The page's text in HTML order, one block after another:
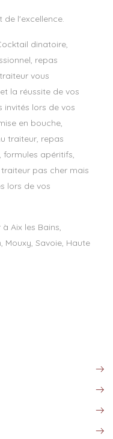
l'excellence.
dinatoire,
repas
vous
la réussite de vos
invités lors de vos
en bouche,
traiteur, repas
apéritifs,
pas cher mais
lors de vos
Aix les Bains,
Mouxy, Savoie, Haute